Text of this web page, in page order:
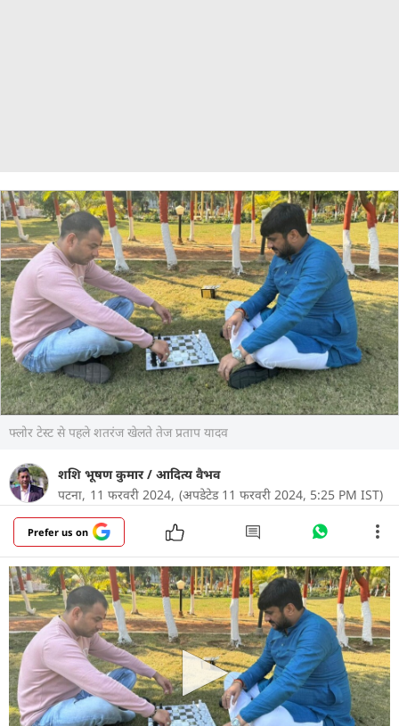
फ्लोर टेस्ट से पहले शतरंज खेलते तेज प्रताप यादव
शशि भूषण कुमार/ आदित्य वैभव
पटना, 11 फरवरी 2024, (अपडेटेड 11 फरवरी 2024, 5:25 PM IST)
Prefer us on
बिहार में कल नीतीश सरकार को फ्लोर टेस्ट से गुजरना होगा.
इसमें अब 24 घंटे से भी कम समय बचा है. वहीं, बहुमत
परीक्षण से पहले RJD का कहना है कि कल के दिन का पूरे
बिहार को इंतजार है. कल खेला होगा. तेजस्वी यादव के
सरकारी आवास में सभी 79 विधायक मौजूद हैं. आरजेडी का